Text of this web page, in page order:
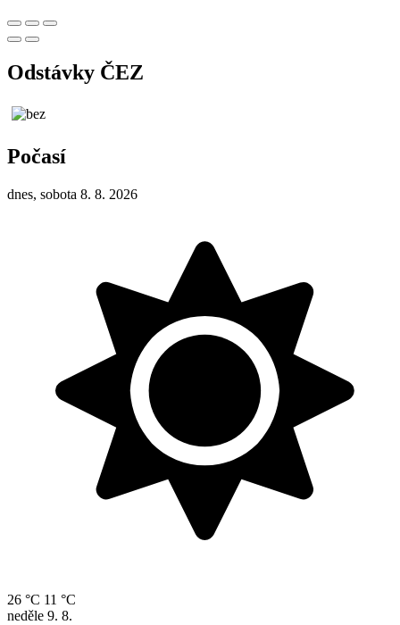
Odstávky ČEZ
Počasí
dnes, sobota 8. 8. 2026
26 °C 11 °C
neděle 9. 8.